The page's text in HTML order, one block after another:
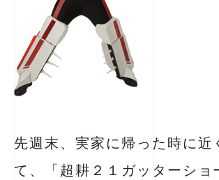
先週末、実家に帰った時に
て、「超耕２１ガッターシ